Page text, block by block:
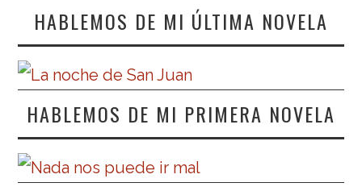
HABLEMOS DE MI ÚLTIMA NOVELA
HABLEMOS DE MI PRIMERA NOVELA